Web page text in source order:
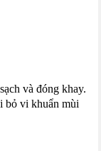
và đóng khay.
bỏ vi khuẩn mùi